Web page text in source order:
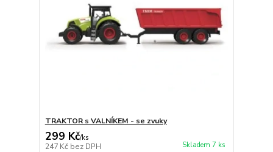
TRAKTOR s VALNÍKEM - se zvuky
299 Kč/ks
247 Kč bez DPH Skladem 7 ks